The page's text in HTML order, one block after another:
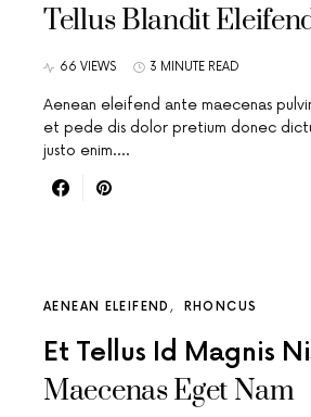
Tellus Blandit
66 VIEWS 3 MINUTE READ
Aenean eleifend ante maecenas
et pede dis dolor pretium donec
justo enim.…
AENEAN ELEIFEND RHONCUS
Et Tellus Id Magnis
Maecenas Eget Nam